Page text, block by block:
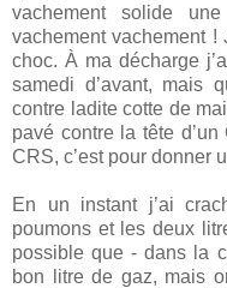
vachement solide
vachement vachement !
choc. À ma décharge
samedi d’avant, mais
contre ladite cotte de
pavé contre la tête
CRS, c’est pour donner
En un instant j’ai
poumons et les deux
possible que - dans la
bon litre de gaz, mais